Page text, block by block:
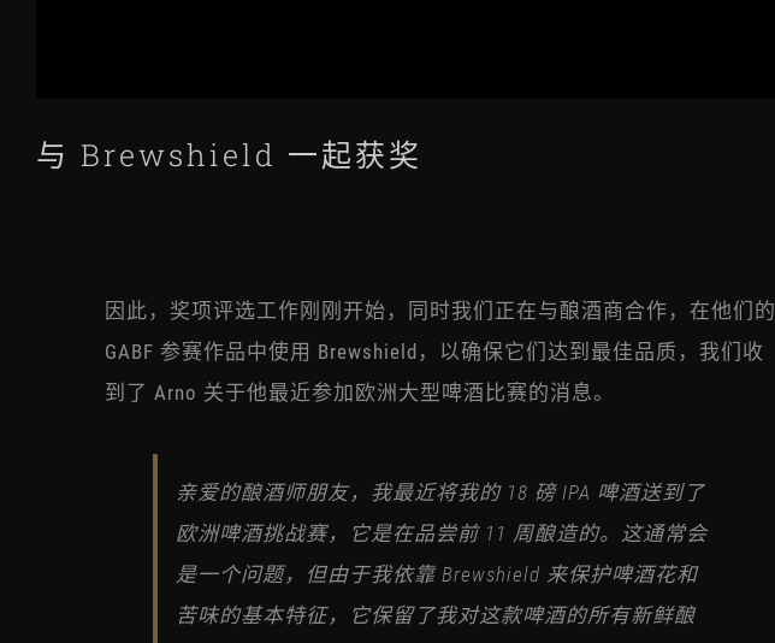
与 Brewshield 一起获奖
因此，奖项评选工作刚刚开始，同时我们正在与酿酒商合作，在他们的
GABF 参赛作品中使用 Brewshield，以确保它们达到最佳品质，我们收
到了 Arno 关于他最近参加欧洲大型啤酒比赛的消息。
亲爱的酿酒师朋友，我最近将我的 18 磅 IPA 啤酒送到了
欧洲啤酒挑战赛，它是在品尝前 11 周酿造的。这通常会
是一个问题，但由于我依靠 Brewshield 来保护啤酒花和
苦味的基本特征，它保留了我对这款啤酒的所有新鲜酿